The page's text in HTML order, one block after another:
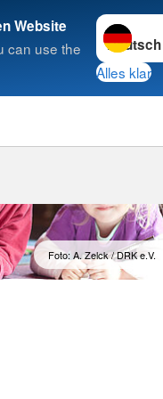
Website
can use the
Sprache
Alles klar
Suche
Foto: A. Zelck / DRK e.V.